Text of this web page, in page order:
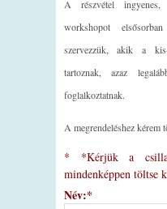
A részvétel
workshopot
szervezzük, akik a
tartoznak, azaz
foglalkoztatnak.
A megrendeléshez kérem
*
*Kérjük a
mindenképpen töltse
Név:*